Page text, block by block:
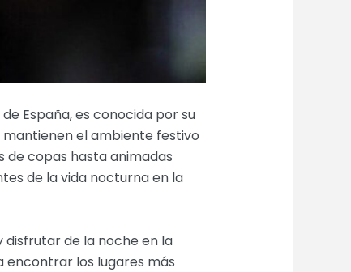
España, es conocida por su
el ambiente festivo
de copas hasta animadas
de la vida nocturna en la
de la noche en la
encontrar los lugares más